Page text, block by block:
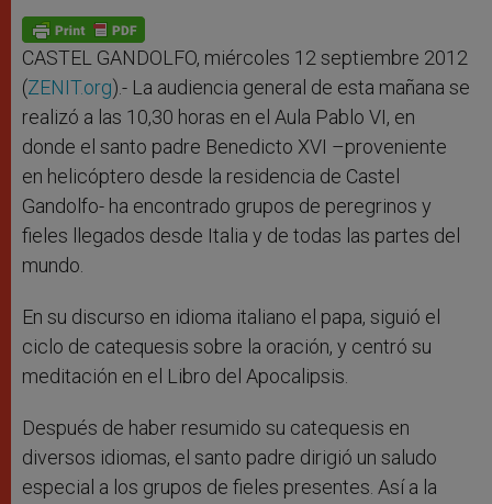
p
p
g
e
r
o
k
CASTEL GANDOLFO, miércoles 12 septiembre 2012
(ZENIT.org).- La audiencia general de esta mañana se
realizó a las 10,30 horas en el Aula Pablo VI, en
donde el santo padre Benedicto XVI –proveniente
en helicóptero desde la residencia de Castel
Gandolfo- ha encontrado grupos de peregrinos y
fieles llegados desde Italia y de todas las partes del
mundo.
En su discurso en idioma italiano el papa, siguió el
ciclo de catequesis sobre la oración, y centró su
meditación en el Libro del Apocalipsis.
Después de haber resumido su catequesis en
diversos idiomas, el santo padre dirigió un saludo
especial a los grupos de fieles presentes. Así a la